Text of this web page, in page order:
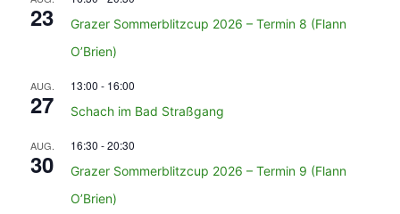
23
Grazer Sommerblitzcup 2026 – Termin 8 (Flann
O’Brien)
AUG.
27
13:00 - 16:00
Schach im Bad Straßgang
AUG.
30
16:30 -20:30
Grazer Sommerblitzcup 2026 – Termin 9 (Flann
O’Brien)